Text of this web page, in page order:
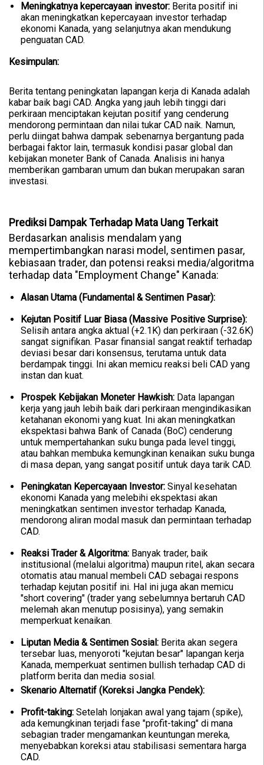
Meningkatnya kepercayaan investor: Berita positif ini
akan meningkatkan kepercayaan investor terhadap
ekonomi Kanada, yang selanjutnya akan mendukung
penguatan CAD.
Kesimpulan:
Berita tentang peningkatan lapangan kerja di Kanada adalah
kabar baik bagi CAD. Angka yang jauh lebih tinggi dari
perkiraan menciptakan kejutan positif yang cenderung
mendorong permintaan dan nilai tukar CAD naik. Namun,
perlu diingat bahwa dampak sebenarnya bergantung pada
berbagai faktor lain, termasuk kondisi pasar global dan
kebijakan moneter Bank of Canada. Analisis ini hanya
memberikan gambaran umum dan bukan merupakan saran
investasi.
Prediksi Dampak Terhadap Mata Uang Terkait
Berdasarkan analisis mendalam yang
mempertimbangkan narasi model, sentimen pasar,
kebiasaan trader, dan potensi reaksi media/algoritma
terhadap data "Employment Change" Kanada:
Alasan Utama (Fundamental & Sentimen Pasar):
Kejutan Positif Luar Biasa (Massive Positive Surprise):
Selisih antara angka aktual (+2.1K) dan perkiraan (-32.6K)
sangat signifikan. Pasar finansial sangat reaktif terhadap
deviasi besar dari konsensus, terutama untuk data
berdampak tinggi. Ini akan memicu reaksi beli CAD yang
instan dan kuat.
Prospek Kebijakan Moneter Hawkish: Data lapangan
kerja yang jauh lebih baik dari perkiraan mengindikasikan
ketahanan ekonomi yang kuat. Ini akan meningkatkan
ekspektasi bahwa Bank of Canada (BoC) cenderung
untuk mempertahankan suku bunga pada level tinggi,
atau bahkan membuka kemungkinan kenaikan suku bunga
di masa depan, yang sangat positif untuk daya tarik CAD.
Peningkatan Kepercayaan Investor: Sinyal kesehatan
ekonomi Kanada yang melebihi ekspektasi akan
meningkatkan sentimen investor terhadap Kanada,
mendorong aliran modal masuk dan permintaan terhadap
CAD.
Reaksi Trader & Algoritma: Banyak trader, baik
institusional (melalui algoritma) maupun ritel, akan secara
otomatis atau manual membeli CAD sebagai respons
terhadap kejutan positif ini. Hal ini juga akan memicu
"short covering" (trader yang sebelumnya bertaruh CAD
melemah akan menutup posisinya), yang semakin
memperkuat kenaikan.
Liputan Media & Sentimen Sosial: Berita akan segera
tersebar luas, menyoroti "kejutan besar" lapangan kerja
Kanada, memperkuat sentimen bullish terhadap CAD di
platform berita dan media sosial.
Skenario Alternatif (Koreksi Jangka Pendek):
Profit-taking: Setelah lonjakan awal yang tajam (spike),
ada kemungkinan terjadi fase "profit-taking" di mana
sebagian trader mengamankan keuntungan mereka,
menyebabkan koreksi atau stabilisasi sementara harga
CAD.